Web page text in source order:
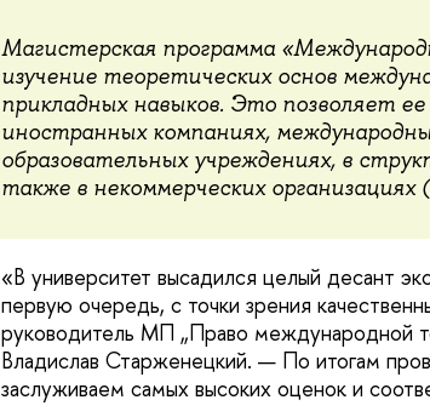
Магистерская программа
изучение теоретических основ
прикладных навыков. Это позволяет
иностранных компаниях,
образовательных учреждениях, в
также в некоммерческих организациях
«В университет высадился целый десант
первую очередь, с точки зрения
руководитель МП „Право международной
Владислав Старженецкий. — По итогам
заслуживаем самых высоких оценок и